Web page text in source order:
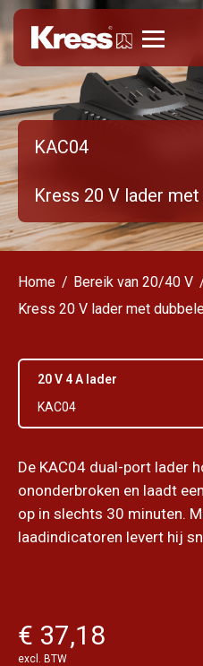
KAC04
Kress 20 V lader
Home
Bereik van 20/40 V
Kress 20 V lader met
20 V 4 A lader
KAC04
De KAC04 dual-port lader
ononderbroken en laadt
op in slechts 30 minuten.
laadindicatoren levert hij
€ 37,18
excl. BTW